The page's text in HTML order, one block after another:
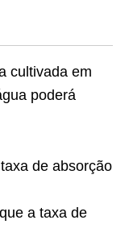
cultivada em
poderá
de absorção
a taxa de